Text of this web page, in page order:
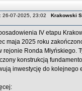
26-07-2025, 23:02 Krakowski
IV etapu
maja 2025 roku
rejonie Ronda Młyńskiego.
konstrukcją
inwestycję do kolejnego